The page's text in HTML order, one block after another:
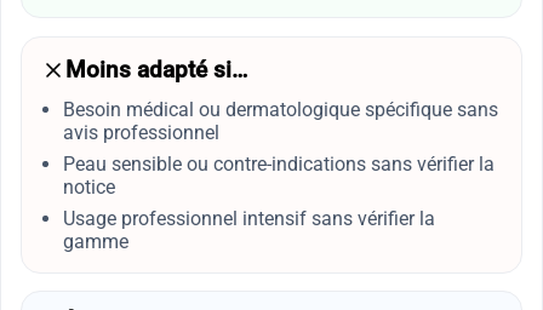
Moins adapté si…
Besoin médical ou dermatologique spécifique sans
avis professionnel
Peau sensible ou contre-indications sans vérifier la
notice
Usage professionnel intensif sans vérifier la
gamme